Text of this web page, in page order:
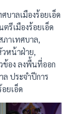
บาลเมืองร้อยเอ็ด
รีเมืองร้อยเอ็ด
าเทศบาล,
หน้าฝ่าย,
ข้อง ลงพื้นที่ออก
ประจำปีการ
ยเอ็ด